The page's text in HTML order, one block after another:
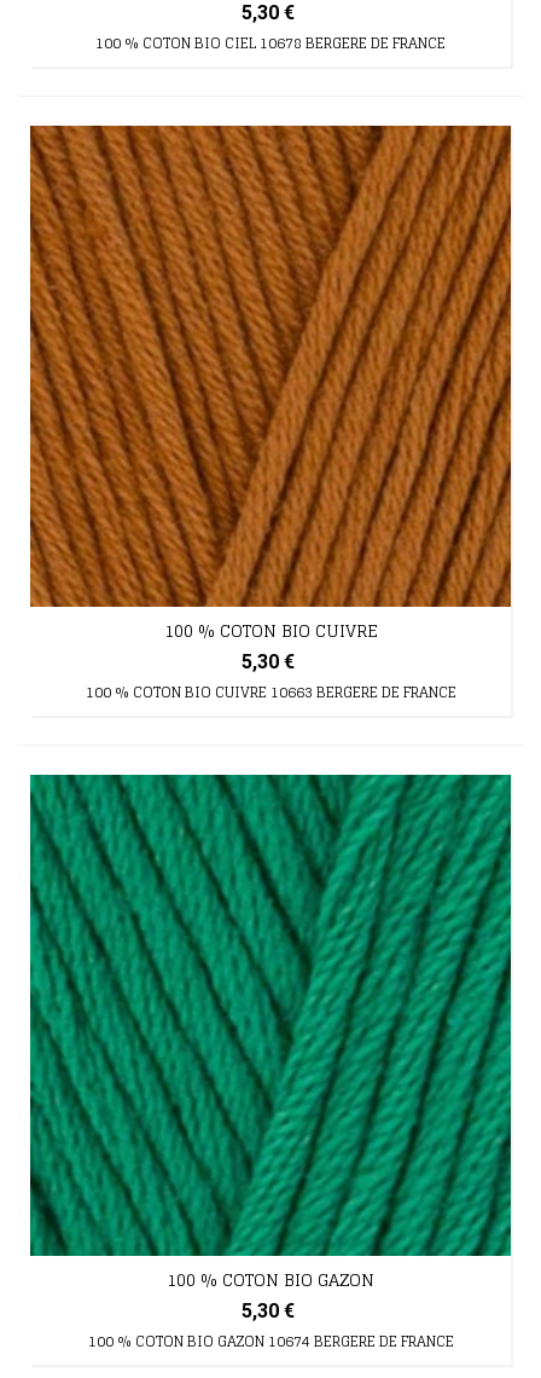
5,30 €
100 % COTON BIO CIEL 10678 BERGERE DE FRANCE
100 % COTON BIO CUIVRE
5,30 €
100 % COTON BIO CUIVRE 10663 BERGERE DE FRANCE
100 % COTON BIO GAZON
5,30 €
100 % COTON BIO GAZON 10674 BERGERE DE FRANCE